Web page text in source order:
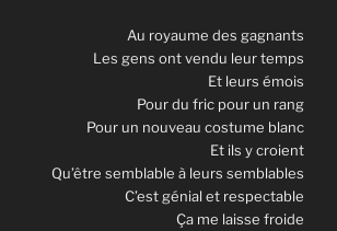
Au royaume des gagnants
Les gens ont vendu leur temps
Et leurs émois
Pour du fric pour un rang
Pour un nouveau costume blanc
Et ils y croient
Qu’être semblable à leurs semblables
C’est génial et respectable
Ça me laisse froide